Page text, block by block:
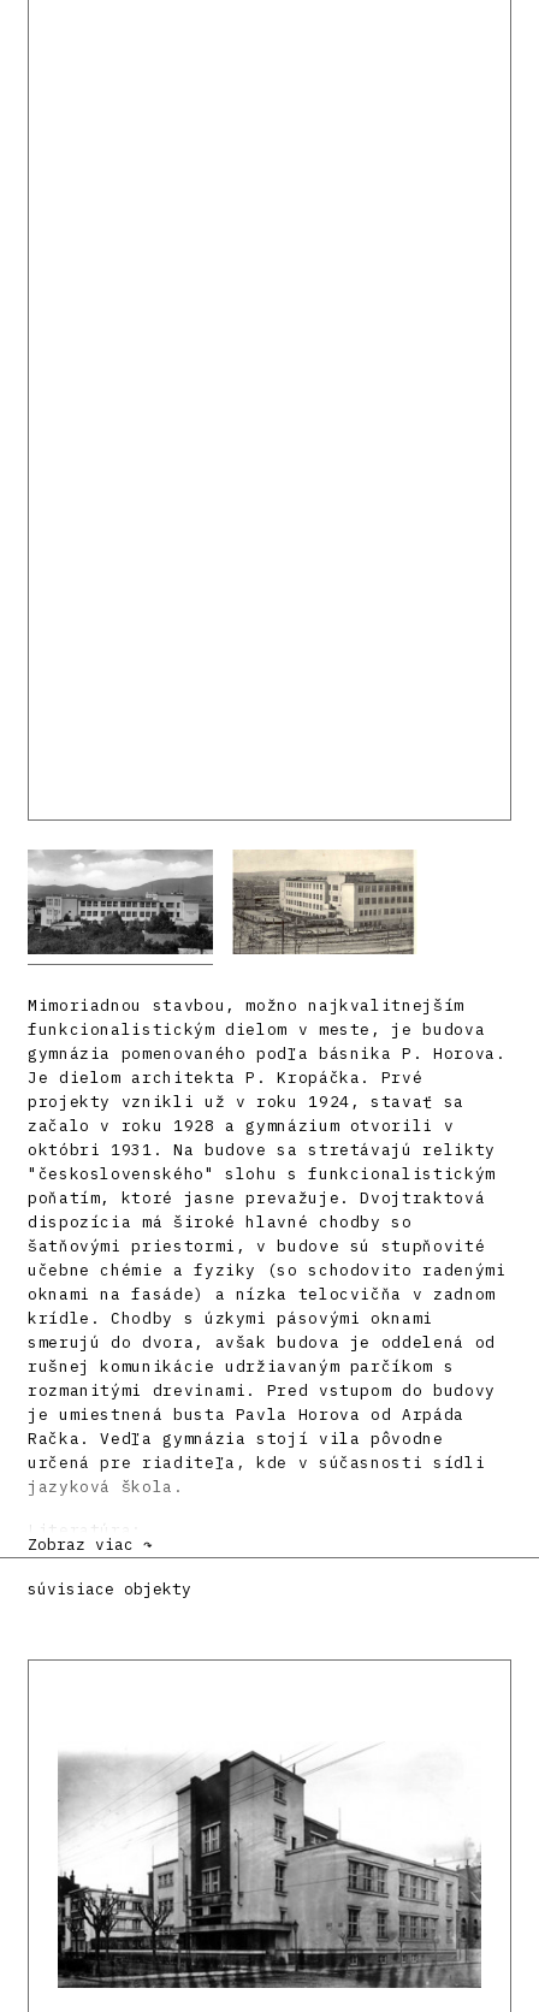
Mimoriadnou stavbou, možno najkvalitnejším
funkcionalistickým dielom v meste, je budova
gymnázia pomenovaného podľa básnika P. Horova.
Je dielom architekta P. Kropáčka. Prvé
projekty vznikli už v roku 1924, stavať sa
začalo v roku 1928 a gymnázium otvorili v
októbri 1931. Na budove sa stretávajú relikty
"československého" slohu s funkcionalistickým
poňatím, ktoré jasne prevažuje. Dvojtraktová
dispozícia má široké hlavné chodby so
šatňovými priestormi, v budove sú stupňovité
učebne chémie a fyziky (so schodovito radenými
oknami na fasáde) a nízka telocvičňa v zadnom
krídle. Chodby s úzkymi pásovými oknami
smerujú do dvora, avšak budova je oddelená od
rušnej komunikácie udržiavaným parčíkom s
rozmanitými drevinami. Pred vstupom do budovy
je umiestnená busta Pavla Horova od Arpáda
Račka. Vedľa gymnázia stojí vila pôvodne
určená pre riaditeľa, kde v súčasnosti sídli
jazyková škola.
Literatúra:
Architektúra Slovenska v 20. storočí.
Zobraz viac ↷
súvisiace objekty